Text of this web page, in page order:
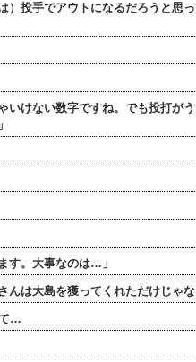
）投手でアウトになるだろうと思
けない数字ですね。でも投打が
す。大事なのは…」
は大島を獲ってくれただけじゃ
て…